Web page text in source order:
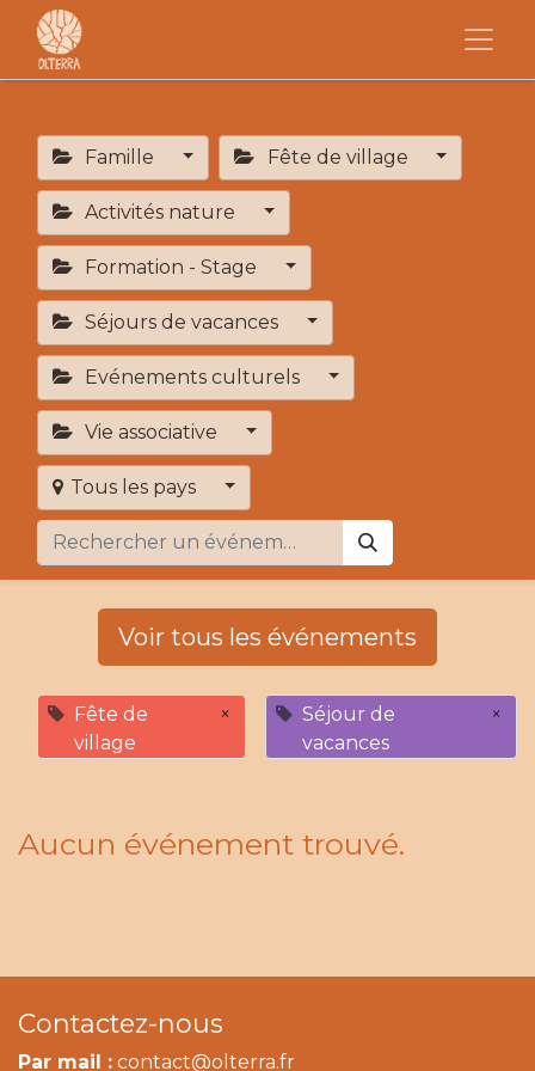
Famille Fête de village
Activités nature
Formation - Stage
Séjours de vacances
Evénements culturels
Vie associative
Tous les pays
Voir tous les événements
Fête de
village
×
Séjour de
vacances
×
Aucun événement trouvé.
Contactez-nous
Par mail : contact@olterra.fr